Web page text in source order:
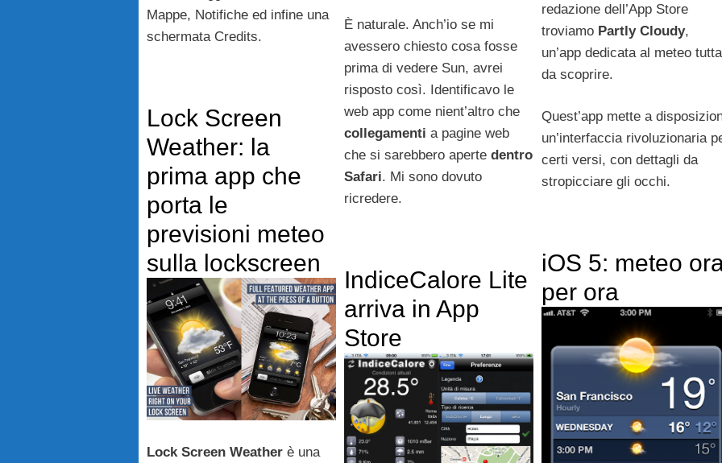
Mappe, Notifiche ed infine una
schermata Credits.
È naturale. Anch’io se mi
avessero chiesto cosa fosse
prima di vedere Sun, avrei
risposto così. Identificavo le
web app come nient’altro che
collegamenti a pagine web
che si sarebbero aperte dentro
Safari. Mi sono dovuto
ricredere.
redazione dell’App Store
troviamo Partly Cloudy,
un’app dedicata al meteo tutta
da scoprire.
Quest’app mette a
un’interfaccia rivoluzionaria
certi versi, con dettagli da
stropicciare gli occhi.
Lock Screen
Weather: la
prima app che
porta le
previsioni meteo
sulla lockscreen
Lock Screen Weather è una
iOS 5: meteo
per ora
IndiceCalore Lite
arriva in App
Store